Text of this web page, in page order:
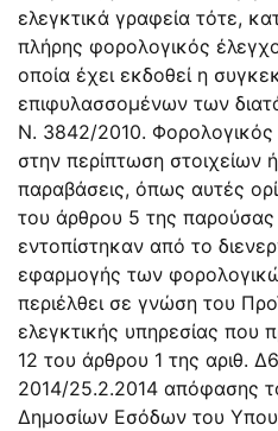
ελεγκτικά γραφεία τότε,
πλήρης φορολογικός
οποία έχει εκδοθεί η
επιφυλασσομένων των
N. 3842/2010. Φορολογικός
στην περίπτωση στοιχείων
παραβάσεις, όπως αυτές
του άρθρου 5 της παρούσας
εντοπίστηκαν από το
εφαρμογής των
περιέλθει σε γνώση του
ελεγκτικής υπηρεσίας που
12 του άρθρου 1 της αριθ.
2014/25.2.2014 απόφασης
Δημοσίων Εσόδων του